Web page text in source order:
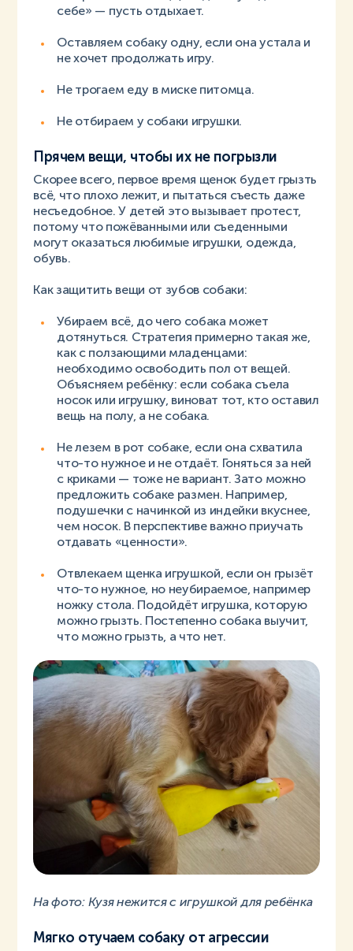
себе» — пусть отдыхает.
Оставляем собаку одну, если она устала и
не хочет продолжать игру.
Не трогаем еду в миске питомца.
Не отбираем у собаки игрушки.
Прячем вещи, чтобы их не погрызли
Скорее всего, первое время щенок будет грызть
всё, что плохо лежит, и пытаться съесть даже
несъедобное. У детей это вызывает протест,
потому что пожёванными или съеденными
могут оказаться любимые игрушки, одежда,
обувь.
Как защитить вещи от зубов собаки:
Убираем всё, до чего собака может
дотянуться. Стратегия примерно такая же,
как с ползающими младенцами:
необходимо освободить пол от вещей.
Объясняем ребёнку: если собака съела
носок или игрушку, виноват тот, кто оставил
вещь на полу, а не собака.
Не лезем в рот собаке, если она схватила
что-то нужное и не отдаёт. Гоняться за ней
с криками — тоже не вариант. Зато можно
предложить собаке размен. Например,
подушечки с начинкой из индейки вкуснее,
чем носок. В перспективе важно приучать
отдавать «ценности».
Отвлекаем щенка игрушкой, если он грызёт
что-то нужное, но неубираемое, например
ножку стола. Подойдёт игрушка, которую
можно грызть. Постепенно собака выучит,
что можно грызть, а что нет.
На фото: Кузя нежится с игрушкой для ребёнка
Мягко отучаем собаку от агрессии